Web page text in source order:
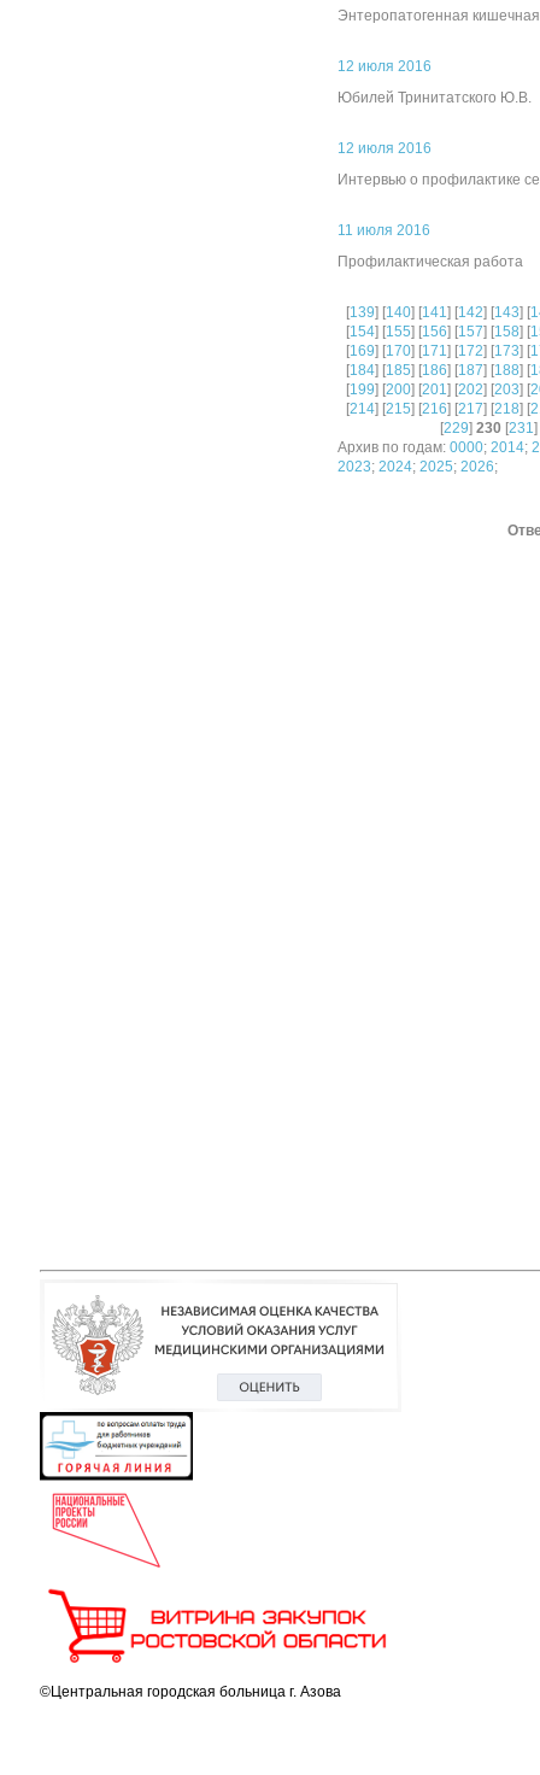
Энтеропатогенная
12 июля 2016
Юбилей Тринитатского Ю.В.
12 июля 2016
Интервью о профилактике
11 июля 2016
Профилактическая работа
[139] [140] [141] [142] [143] [
[154] [155] [156] [157] [158] [
[169] [170] [171] [172] [173] [
[184] [185] [186] [187] [188] [
[199] [200] [201] [202] [203] [
[214] [215] [216] [217] [218] [
[229] 230 [231]
Архив по годам: 0000; 2014;
2023; 2024; 2025; 2026;
©Центральная городская больница г. Азова